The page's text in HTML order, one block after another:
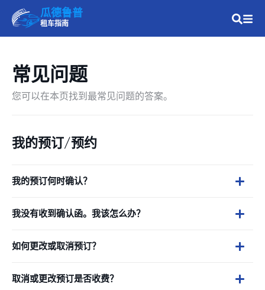
瓜德鲁普
租车指南
常见问题
您可以在本页找到最常见问题的答案。
我的预订/预约
我的预订何时确认？
我没有收到确认函。我该怎么办？
如何更改或取消预订？
取消或更改预订是否收费？